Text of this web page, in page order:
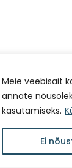
Meie veebisait
annate
kasutamiseks.
Ei